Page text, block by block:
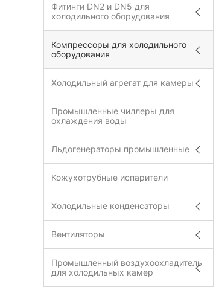
Фитинги DN2 и DN5 для
холодильного оборудования
Компрессоры для холодильного
оборудования
Холодильный агрегат для камеры
Промышленные чиллеры для
охлаждения воды
Льдогенераторы промышленные
Кожухотрубные испарители
Холодильные конденсаторы
Вентиляторы
Промышленный воздухоохладитель
для холодильных камер